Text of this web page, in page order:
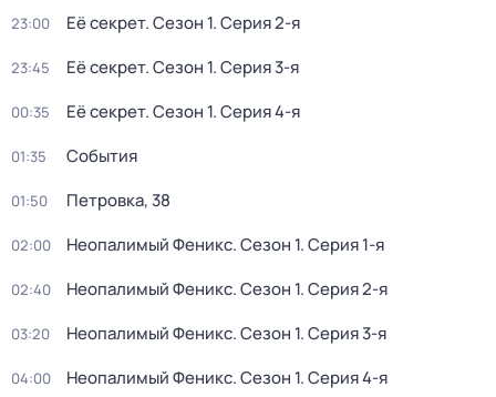
23:00 Её секрет. Сезон 1. Серия 2-я
23:45 Её секрет. Сезон 1. Серия 3-я
00:35 Её секрет. Сезон 1. Серия 4-я
01:35 События
01:50 Петровка, 38
02:00 Неопалимый Феникс. Сезон 1. Серия 1-я
02:40 Неопалимый Феникс. Сезон 1. Серия 2-я
03:20 Неопалимый Феникс. Сезон 1. Серия 3-я
04:00 Неопалимый Феникс. Сезон 1. Серия 4-я